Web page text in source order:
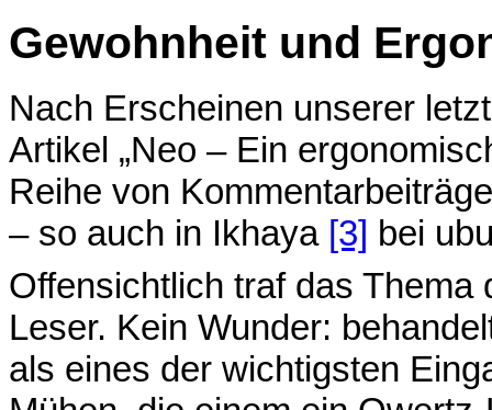
Gewohnheit und
Nach Erscheinen unserer
Artikel „Neo – Ein
Reihe von
– so auch in Ikhaya [3] bei
Offensichtlich traf das
Leser. Kein Wunder:
als eines der wichtigsten